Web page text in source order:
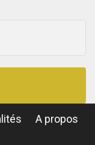
A propos